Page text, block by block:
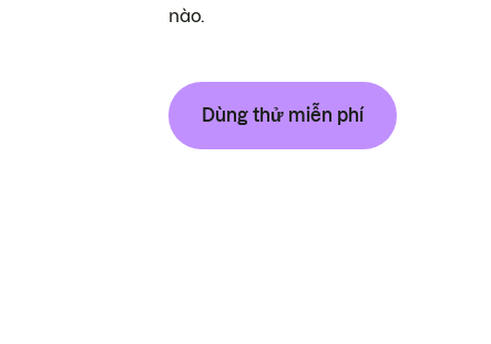
nào.
Dùng thử miễn phí